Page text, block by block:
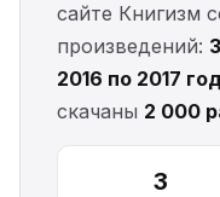
сайте Книгизм
произведений:
2016 по 2017 год
скачаны 2 000
3